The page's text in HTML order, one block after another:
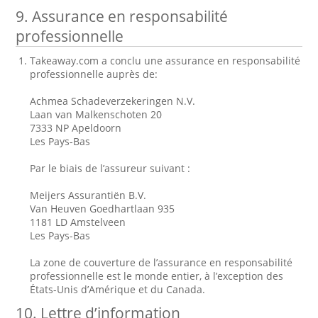
9. Assurance en responsabilité
professionnelle
Takeaway.com a conclu une assurance en responsabilité
professionnelle auprès de:
Achmea Schadeverzekeringen N.V.
Laan van Malkenschoten 20
7333 NP Apeldoorn
Les Pays-Bas
Par le biais de l’assureur suivant :
Meijers Assurantiën B.V.
Van Heuven Goedhartlaan 935
1181 LD Amstelveen
Les Pays-Bas
La zone de couverture de l’assurance en responsabilité
professionnelle est le monde entier, à l’exception des
États-Unis d’Amérique et du Canada.
10. Lettre d’information